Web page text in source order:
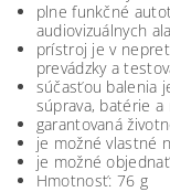
plne funkčné
audiovizuálnych
prístroj je v
prevádzky a
súčasťou balenia
súprava, batérie
garantovaná
je možné vlastné
je možné
Hmotnosť: 76 g